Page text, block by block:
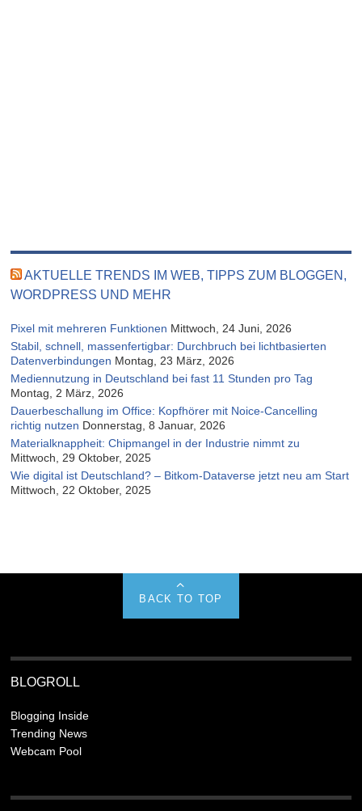
AKTUELLE TRENDS IM WEB, TIPPS ZUM BLOGGEN,
WORDPRESS UND MEHR
Pixel mit mehreren Funktionen Mittwoch, 24 Juni, 2026
Stabil, schnell, massenfertigbar: Durchbruch bei lichtbasierten
Datenverbindungen Montag, 23 März, 2026
Mediennutzung in Deutschland bei fast 11 Stunden pro Tag
Montag, 2 März, 2026
Dauerbeschallung im Office: Kopfhörer mit Noice-Cancelling
richtig nutzen Donnerstag, 8 Januar, 2026
Materialknappheit: Chipmangel in der Industrie nimmt zu
Mittwoch, 29 Oktober, 2025
Wie digital ist Deutschland? – Bitkom-Dataverse jetzt neu am Start
Mittwoch, 22 Oktober, 2025
BACK TO TOP
BLOGROLL
Blogging Inside
Trending News
Webcam Pool